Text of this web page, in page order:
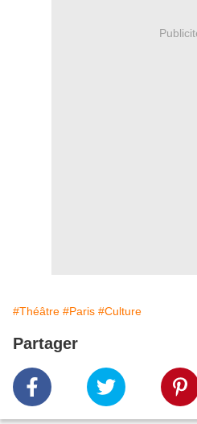
#Théâtre #Paris #Culture
Partager